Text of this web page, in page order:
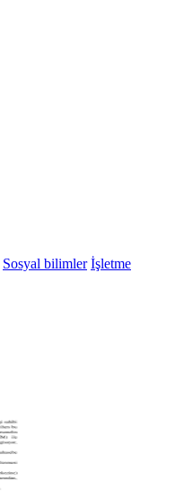
Sosyal bilimler İşletme